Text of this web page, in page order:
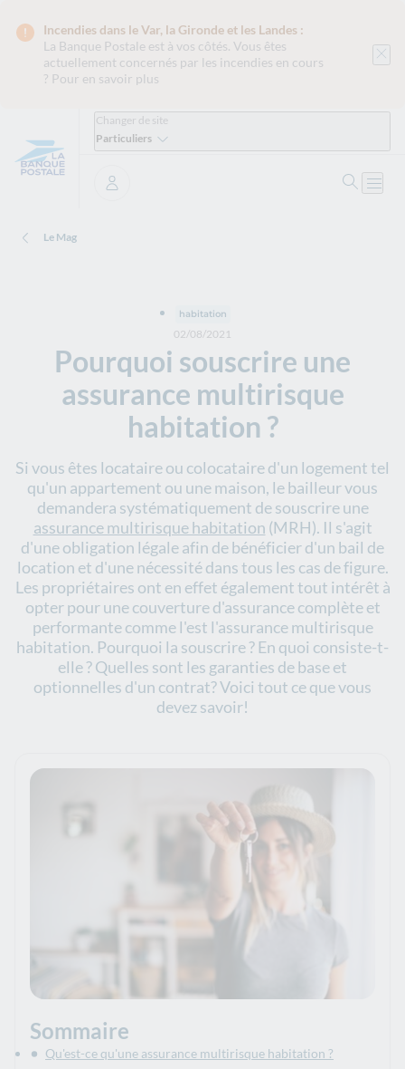
Incendies dans le Var, la Gironde et les Landes :
La Banque Postale est à vos côtés. Vous êtes
actuellement concernés par les incendies en cours
? Pour en savoir plus
Changer de site
Particuliers
Se connecter
Le Mag
Pourquoi souscrire une
assurance multirisque
habitation ?
02/08/2021
habitation
Si vous êtes locataire ou colocataire d'un logement tel
qu'un appartement ou une maison, le bailleur vous
demandera systématiquement de souscrire une
assurance multirisque habitation (MRH). Il s'agit
d'une obligation légale afin de bénéficier d'un bail de
location et d'une nécessité dans tous les cas de figure.
Les propriétaires ont en effet également tout intérêt à
opter pour une couverture d'assurance complète et
performante comme l'est l'assurancemultirisque
habitation. Pourquoi la souscrire ? En quoi consiste-t-
elle ? Quelles sont les garanties de base et
optionnelles d'un contrat? Voici tout ce que vous
devez savoir!
Sommaire
Qu'est-ce qu'une assurance multirisque habitation ?